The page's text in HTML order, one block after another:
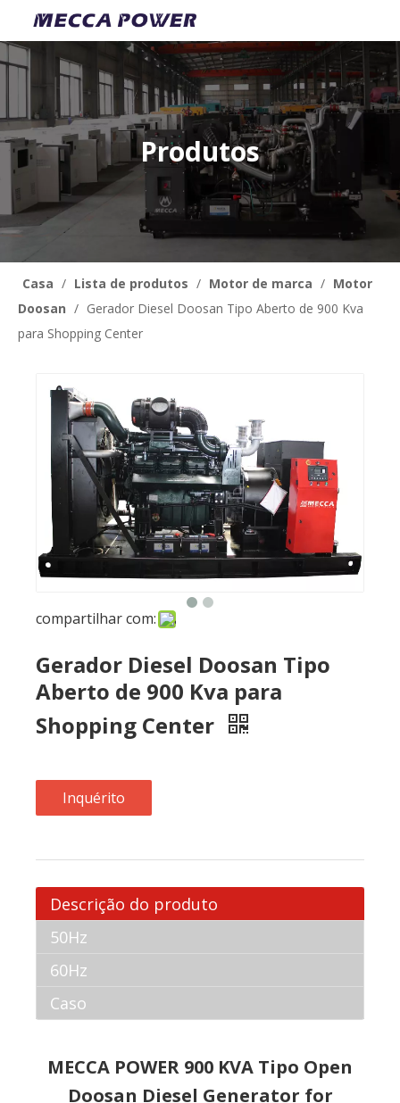
Produtos
Casa / Lista de produtos / Motor de marca / Motor
Doosan / Gerador Diesel Doosan Tipo Aberto de 900 Kva
para Shopping Center
compartilhar com:
Gerador Diesel Doosan Tipo
Aberto de 900 Kva para
Shopping Center
Inquérito
Descrição do produto
50Hz
60Hz
Caso
MECCA POWER 900 KVA Tipo Open
Doosan Diesel Generator for